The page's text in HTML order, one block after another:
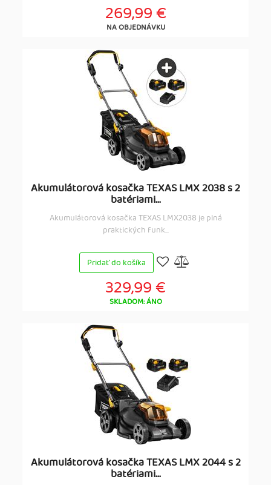
269,99 €
NA OBJEDNÁVKU
Akumulátorová kosačka TEXAS LMX 2038 s 2
batériami...
Akumulátorová kosačka TEXAS LMX2038 je plná
praktických funk...
Pridať do košíka
329,99 €
SKLADOM: ÁNO
Akumulátorová kosačka TEXAS LMX 2044 s 2
batériami...